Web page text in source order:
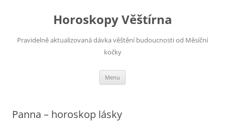
Horoskopy Věštírna
Pravidelně aktualizovaná dávka věštění budoucnosti od Měsíční
kočky
Menu
Panna – horoskop lásky